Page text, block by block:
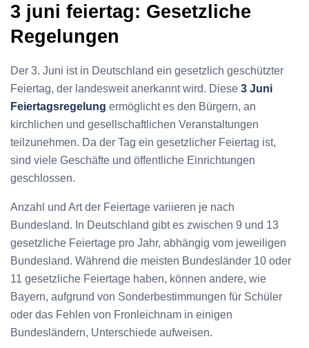
3 juni feiertag: Gesetzliche
Regelungen
Der 3. Juni ist in Deutschland ein gesetzlich geschützter
Feiertag, der landesweit anerkannt wird. Diese 3 Juni
Feiertagsregelung ermöglicht es den Bürgern, an
kirchlichen und gesellschaftlichen Veranstaltungen
teilzunehmen. Da der Tag ein gesetzlicher Feiertag ist,
sind viele Geschäfte und öffentliche Einrichtungen
geschlossen.
Anzahl und Art der Feiertage variieren je nach
Bundesland. In Deutschland gibt es zwischen 9 und 13
gesetzliche Feiertage pro Jahr, abhängig vom jeweiligen
Bundesland. Während die meisten Bundesländer 10 oder
11 gesetzliche Feiertage haben, können andere, wie
Bayern, aufgrund von Sonderbestimmungen für Schüler
oder das Fehlen von Fronleichnam in einigen
Bundesländern, Unterschiede aufweisen.